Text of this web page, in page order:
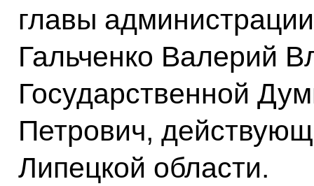
главы
Гальченко Валерий
Государственной
Петрович,
Липецкой области.